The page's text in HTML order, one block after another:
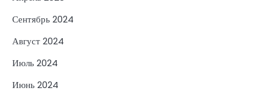
Сентябрь 2024
Август 2024
Июль 2024
Июнь 2024